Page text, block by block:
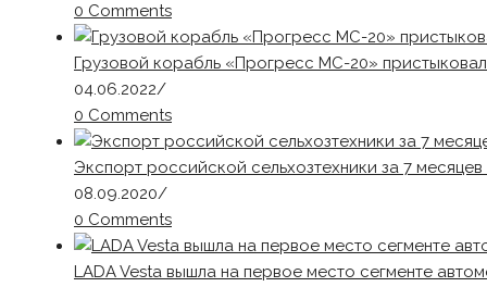
0 Comments
Грузовой корабль «Прогресс МС-20»
04.06.2022/
0 Comments
Экспорт российской сельхозтехники за 7
08.09.2020/
0 Comments
LADA Vesta вышла на первое место сегменте